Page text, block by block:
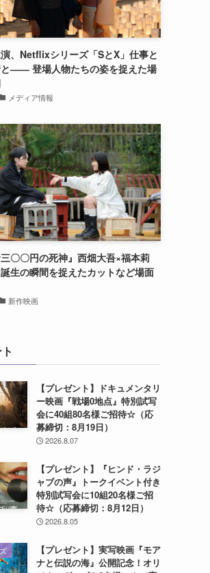
、Netflixシリーズ「SとX」仕事と
―― 登場人物たちの姿を捉えた場
メディア情報
〇〇円の死神』西畑大吾×福本莉
生の瞬間を捉えたカットなど場面
新作映画
【プレゼント】ドキュメンタリ
ー映画『戦場0地点』特別試写
会に40組80名様ご招待☆（応
募締切：8月19日）
2026.8.07
【プレゼント】『ヒンド・ラジ
ャブの声』トークイベント付き
特別試写会に10組20名様ご招
待☆（応募締切：8月12日）
2026.8.05
【プレゼント】実写映画『モア
ナと伝説の海』公開記念！オリ